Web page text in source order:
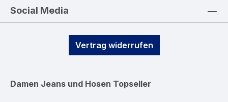
Social Media
Vertrag widerrufen
Damen Jeans und Hosen Topseller